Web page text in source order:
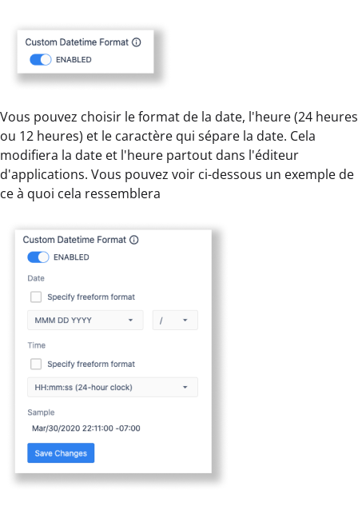
Vous pouvez choisir le format de la date, l'heure (24 heures
ou 12 heures) et le caractère qui sépare la date. Cela
modifiera la date et l'heure partout dans l'éditeur
d'applications. Vous pouvez voir ci-dessous un exemple de
ce à quoi cela ressemblera